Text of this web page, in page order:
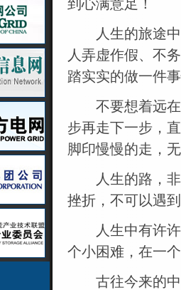
到心满意足！
人生的旅途中
人弄虚作假、不
踏实实的做一件
不要想着远在
步再走下一步，
脚印慢慢的走，
人生的路，非
挫折，不可以遇
人生中有许许
个小困难，在一
古往今来的中